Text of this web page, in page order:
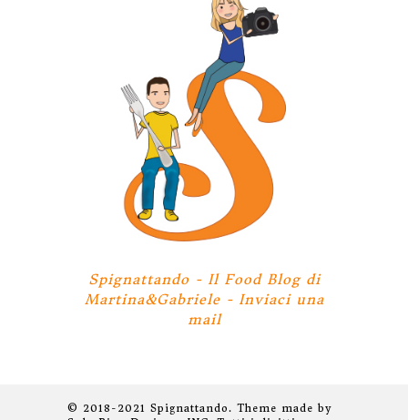
Spignattando - Il Food Blog di
Martina&Gabriele - Inviaci una
mail
© 2018-2021 Spignattando. Theme made by